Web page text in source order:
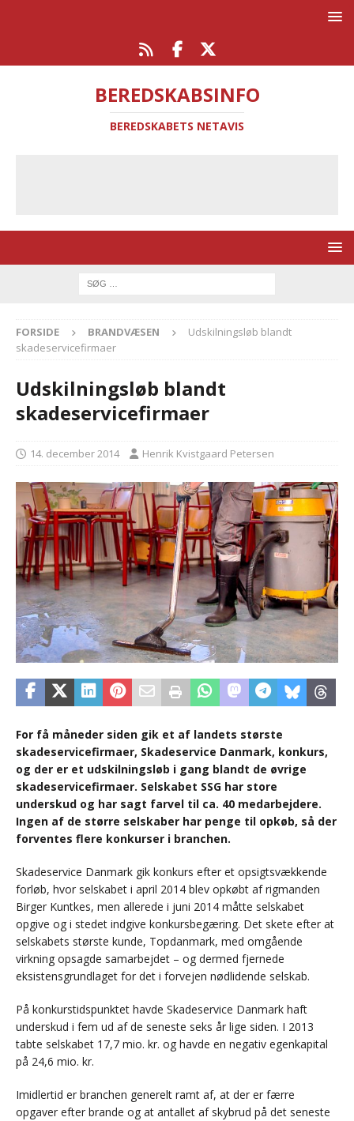
BEREDSKABSINFO
BEREDSKABETS NETAVIS
FORSIDE BRANDVÆSEN
Udskilningsløb blandt
skadeservicefirmaer
Udskilningsløb blandt
skadeservicefirmaer
14. december 2014 Henrik Kvistgaard Petersen
For få måneder siden gik et af landets største
skadeservicefirmaer, Skadeservice Danmark, konkurs,
og der er et udskilningsløb i gang blandt de øvrige
skadeservicefirmaer. Selskabet SSG har store
underskud og har sagt farvel til ca. 40 medarbejdere.
Ingen af de større selskaber har penge til opkøb, så der
forventes flere konkurser i branchen.
Skadeservice Danmark gik konkurs efter et opsigtsvækkende
forløb, hvor selskabet i april 2014 blev opkøbt af rigmanden
Birger Kuntkes, men allerede i juni 2014 måtte selskabet
opgive og i stedet indgive konkursbegæring. Det skete efter at
selskabets største kunde, Topdanmark, med omgående
virkning opsagde samarbejdet – og dermed fjernede
eksistensgrundlaget for det i forvejen nødlidende selskab.
På konkurstidspunktet havde Skadeservice Danmark haft
underskud i fem ud af de seneste seks år lige siden. I 2013
tabte selskabet 17,7 mio. kr. og havde en negativ egenkapital
på 24,6 mio. kr.
Imidlertid er branchen generelt ramt af, at der er færre
opgaver efter brande og at antallet af skybrud på det seneste